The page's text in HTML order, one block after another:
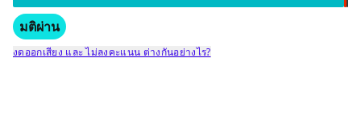
มติผ่าน
งดออกเสียง และ ไม่ลงคะแนน ต่างกันอย่างไร?